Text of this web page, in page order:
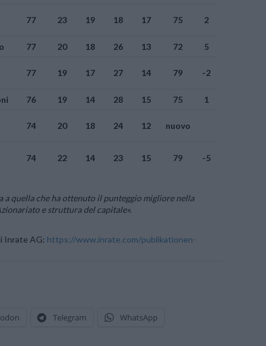
77 23 19 18 17 75 2
77 20 18 26 13 72 5
77 19 17 27 14 79 -2
76 19 14 28 15 75 1
74 20 18 24 12 nuovo
74 22 14 23 15 79 -5
a quella che ha ottenuto il punteggio migliore nella
e struttura del capitale».
Inrate AG: https://www.inrate.com/publikationen-
Telegram WhatsApp